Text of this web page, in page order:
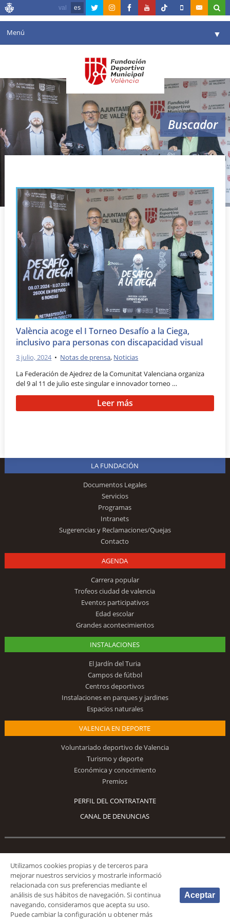
val es
Menú ▼
Agenda
Instalaciones ▼
Comunicación ▼
Valencia en deporte ▼
Reservas
Buscador
Ajedrez inclusivo
València acoge el I Torneo Desafío a la Ciega,
inclusivo para personas con discapacidad visual
3 julio, 2024 • Notas de prensa, Noticias
La Federación de Ajedrez de la Comunitat Valenciana organiza
del 9 al 11 de julio este singular e innovador torneo …
Leer más
LA FUNDACIÓN
Documentos Legales
Servicios
Programas
Intranets
Sugerencias y Reclamaciones/Quejas
Contacto
AGENDA
Carrera popular
Trofeos ciudad de valencia
Eventos participativos
Edad escolar
Grandes acontecimientos
INSTALACIONES
El Jardín del Turia
Campos de fútbol
Centros deportivos
Instalaciones en parques y jardines
Espacios naturales
VALENCIA EN DEPORTE
Voluntariado deportivo de Valencia
Turismo y deporte
Económica y conocimiento
Premios
PERFIL DEL CONTRATANTE
CANAL DE DENUNCIAS
Síguenos
© 2026 Fundación Deportiva Municipal Valencia |AVISO LEGAL
Utilizamos cookies propias y de terceros para
mejorar nuestros servicios y mostrarle informació
relacionada con sus preferencias mediante el
análisis de sus hábitos de navegación. Si continua
navegando, consideramos que acepta su uso.
Puede cambiar la configuración u obtener más
Aceptar